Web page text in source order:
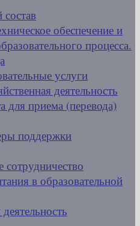
состав
обеспечение и
процесса.
услуги
деятельность
для приема (перевода)
поддержки
в образовательной